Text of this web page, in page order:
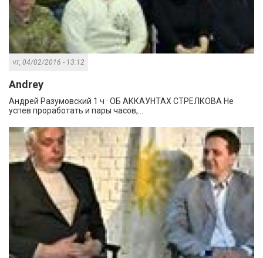
чт, 04/02/2016 - 13:12
Andrey
Андрей Разумовский 1 ч · ОБ АККАУНТАХ СТРЕЛКОВА Не
успев проработать и пары часов,...